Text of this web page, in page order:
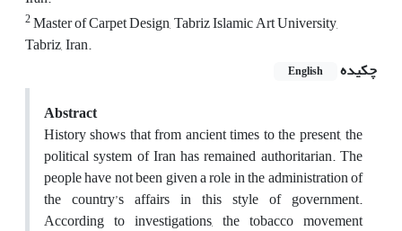
2Master of Carpet Design, Tabriz Islamic Art University,
Tabriz, Iran.
چکیده
English
Abstract
History shows that from ancient times to the present, the
political system of Iran has remained authoritarian. The
people have not been given a role in the administration of
the country’s affairs in this style of government.
According to investigations, the tobacco movement